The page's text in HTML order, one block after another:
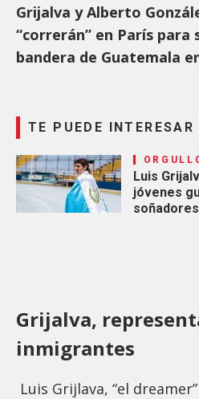
Grijalva y Alberto
“correrán” en París para
bandera de Guatemala
TE PUEDE INTERESAR
Luis
jóvenes
Grijalva,
inmigrantes
Luis Grijlava, “el